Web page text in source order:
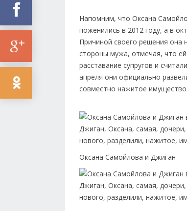
Напомним, что Оксана
поженились в 2012 году, а в
Причиной своего решения она
стороны мужа, отмечая, что
расставание супругов и
апреля они официально
совместно нажитое
Оксана Самойлова и Джиган